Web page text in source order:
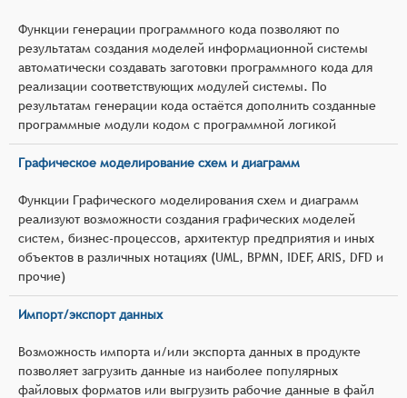
Функции генерации программного кода позволяют по
результатам создания моделей информационной системы
автоматически создавать заготовки программного кода для
реализации соответствующих модулей системы. По
результатам генерации кода остаётся дополнить созданные
программные модули кодом с программной логикой
Графическое моделирование схем и диаграмм
Функции Графического моделирования схем и диаграмм
реализуют возможности создания графических моделей
систем, бизнес-процессов, архитектур предприятия и иных
объектов в различных нотациях (UML, BPMN, IDEF, ARIS, DFD и
прочие)
Импорт/экспорт данных
Возможность импорта и/или экспорта данных в продукте
позволяет загрузить данные из наиболее популярных
файловых форматов или выгрузить рабочие данные в файл